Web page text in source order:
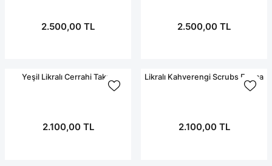
2.500,00 TL 2.500,00 TL
Yeşil Likralı Cerrahi Takım
2.100,00 TL
Likralı Kahverengi Scrubs Forma
2.100,00 TL